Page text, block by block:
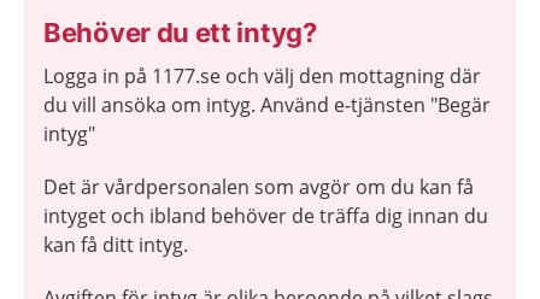
Behöver du ett intyg?
Logga in på 1177.se och välj den mottagning där
du vill ansöka om intyg. Använd e-tjänsten "Begär
intyg"
Det är vårdpersonalen som avgör om du kan få
intyget och ibland behöver de träffa dig innan du
kan få ditt intyg.